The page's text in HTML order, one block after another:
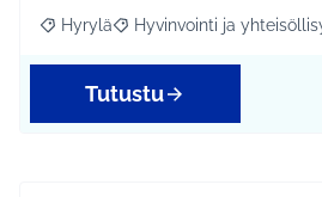
Rajaa tulokset aihepiirin mukaan:
Hyrylä Rajaa tulokset teeman
Hyvinvointi ja
Tutustu